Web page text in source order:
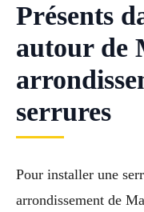
Présents
autour de
serrures
Pour installer une
arrondissement de